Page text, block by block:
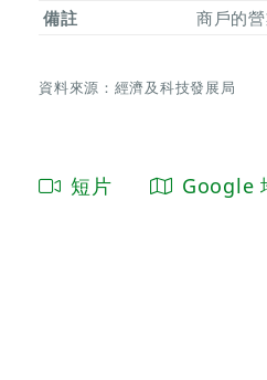
備註
商戶的
資料來源：經濟及科技發展局
短片 Google